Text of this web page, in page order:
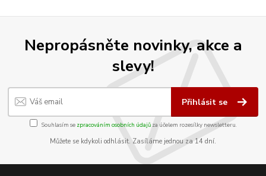
Nepropásněte novinky, akce a
slevy!
Přihlásit se
Souhlasím se zpracováním osobních údajůza účelem rozesílky newsletteru.
Můžete se kdykoli odhlásit. Zasíláme jednou za 14 dní.